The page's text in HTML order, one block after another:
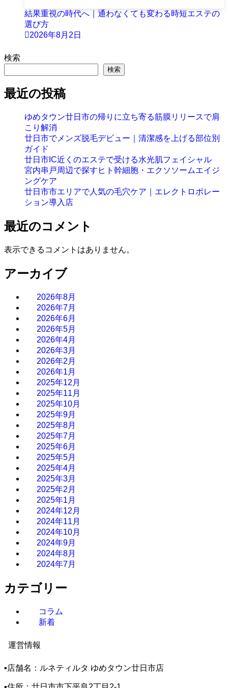
結果重視の時代へ｜通わなくても変わる時短エステの
選び方
2026年8月2日
検索
検索
最近の投稿
ゆめタウン廿日市の帰りに立ち寄る筋膜リリースで肩
こり解消
廿日市でメンズ脱毛デビュー｜清潔感を上げる部位別
ガイド
廿日市IC近くのエステで受ける水光肌フェイシャル
宮内串戸周辺で探すヒト幹細胞・エクソソームエイジ
ングケア
廿日市市エリアで人気の毛穴ケア｜エレクトロポレー
ション導入店
最近のコメント
表示できるコメントはありません。
アーカイブ
2026年8月
2026年7月
2026年6月
2026年5月
2026年4月
2026年3月
2026年2月
2026年1月
2025年12月
2025年11月
2025年10月
2025年9月
2025年8月
2025年7月
2025年6月
2025年5月
2025年4月
2025年3月
2025年2月
2025年1月
2024年12月
2024年11月
2024年10月
2024年9月
2024年8月
2024年7月
カテゴリー
コラム
新着
運営情報
▪️店舗名：ルネティルタ ゆめタウン廿日市店